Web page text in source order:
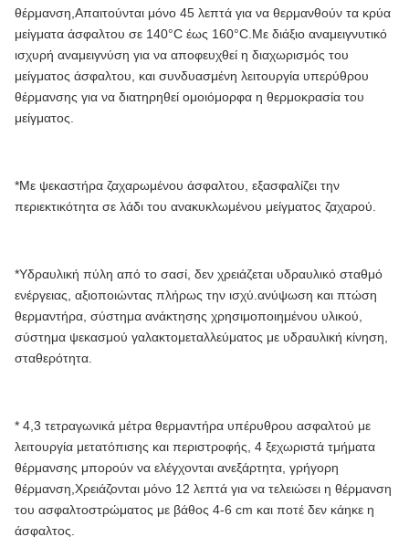
θέρμανση,Απαιτούνται μόνο 45 λεπτά για να θερμανθούν τα κρύα
μείγματα άσφαλτου σε 140°C έως 160°C.Με διάξιο αναμειγνυτικό
ισχυρή αναμειγνύση για να αποφευχθεί η διαχωρισμός του
μείγματος άσφαλτου, και συνδυασμένη λειτουργία υπερύθρου
θέρμανσης για να διατηρηθεί ομοιόμορφα η θερμοκρασία του
μείγματος.
*Με ψεκαστήρα ζαχαρωμένου άσφαλτου, εξασφαλίζει την
περιεκτικότητα σε λάδι του ανακυκλωμένου μείγματος ζαχαρού.
*Υδραυλική πύλη από το σασί, δεν χρειάζεται υδραυλικό σταθμό
ενέργειας, αξιοποιώντας πλήρως την ισχύ.ανύψωση και πτώση
θερμαντήρα, σύστημα ανάκτησης χρησιμοποιημένου υλικού,
σύστημα ψεκασμού γαλακτομεταλλεύματος με υδραυλική κίνηση,
σταθερότητα.
* 4,3 τετραγωνικά μέτρα θερμαντήρα υπέρυθρου ασφαλτού με
λειτουργία μετατόπισης και περιστροφής, 4 ξεχωριστά τμήματα
θέρμανσης μπορούν να ελέγχονται ανεξάρτητα, γρήγορη
θέρμανση,Χρειάζονται μόνο 12 λεπτά για να τελειώσει η θέρμανση
του ασφαλτοστρώματος με βάθος 4-6 cm και ποτέ δεν κάηκε η
άσφαλτος.